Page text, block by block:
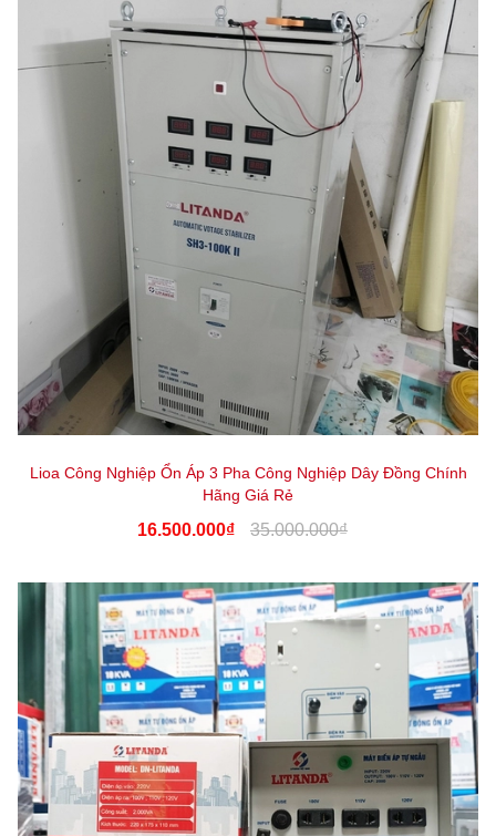
Lioa Công Nghiệp Ổn Áp 3 Pha Công Nghiệp Dây Đồng Chính
Hãng Giá Rẻ
16.500.000₫ 35.000.000₫